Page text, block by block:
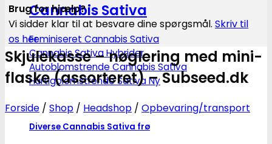
Cannabis Sativa
Feminiseret Cannabis Sativa
Cannabis Sativa Hybrider
Autoblomstrende Cannabis Sativa
Hurtigblomstrende Sativa
Diverse Cannabis Sativa frø
Brug for hjælp?
Vi sidder klar til at besvare dine spørgsmål. Skriv til
os her
Skjulekasse – nøglering med mini-
flaske (assorteret) – Subseed.dk
Forside / Shop / Headshop / Opbevaring/transport